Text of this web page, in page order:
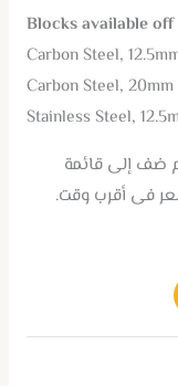
Carbon Steel,
Stainless Steel,
ضف إلى قائمة
فى أقرب وقت.